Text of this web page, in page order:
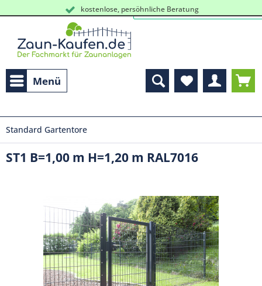
Schneller Versand vom Lager
kostenlose, persöhnliche Beratung
Menü
Standard Gartentore
ST1 B=1,00 m H=1,20 m RAL7016